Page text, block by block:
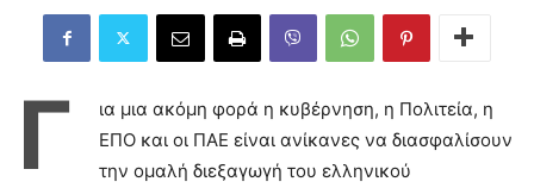
Γ
ια μια ακόμη φορά η κυβέρνηση, η Πολιτεία, η
ΕΠΟ και οι ΠΑΕ είναι ανίκανες να διασφαλίσουν
την ομαλή διεξαγωγή του ελληνικού